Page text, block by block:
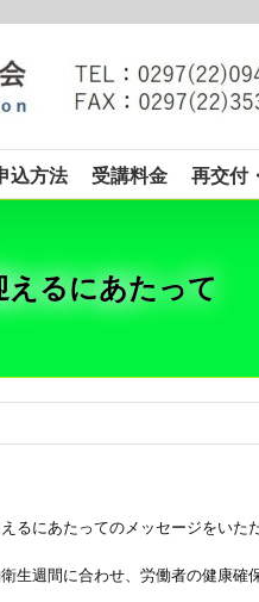
込方法 受講料金 再交付
えるにあたって
るにあたってのメッセージをいた
生週間に合わせ、労働者の健康確